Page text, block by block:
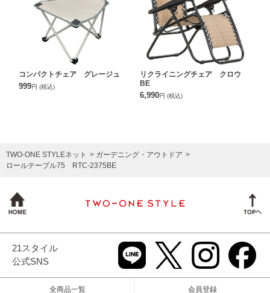
コンパクトチェア グレージュ
999円 (税込)
リクライニングチェア クロウ
BE
6,990円 (税込)
TWO-ONE STYLEネット
ガーデニング・アウトドア
ロールテーブル75 RTC-2375BE
21スタイル
公式SNS
全商品一覧 会員登録